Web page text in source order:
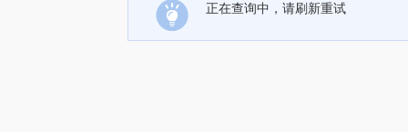
正在查询中，请刷新重试